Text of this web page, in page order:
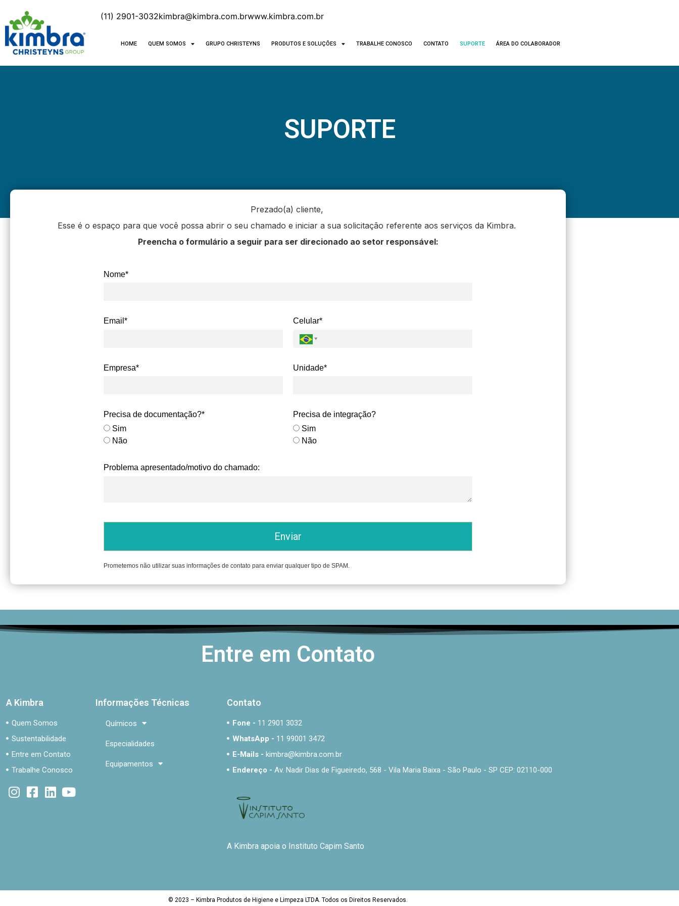
(11) 2901-3032kimbra@kimbra.com.brwww.kimbra.com.br
HOME QUEM SOMOS GRUPO CHRISTEYNS PRODUTOS E SOLUÇÕES TRABALHE CONOSCO CONTATO SUPORTE ÁREA DO COLABORADOR
SUPORTE
Prezado(a) cliente,
Esse é o espaço para que você possa abrir o seu chamado e iniciar a sua solicitação referente aos serviços da Kimbra.
Preencha o formulário a seguir para ser direcionado ao setor responsável:
Nome*
Email* Celular*
Empresa* Unidade*
Precisa de documentação?*
Sim
Não
Precisa de integração?
Sim
Não
Problema apresentado/motivo do chamado:
Enviar
Prometemos não utilizar suas informações de contato para enviar qualquer tipo de SPAM.
Entre em Contato
A Kimbra
Quem Somos
Sustentabilidade
Entre em Contato
Trabalhe Conosco
Informações Técnicas
Químicos
Especialidades
Equipamentos
Contato
Fone - 11 2901 3032
WhatsApp - 11 99001 3472
E-Mails -kimbra@kimbra.com.br
Endereço -Av. Nadir Dias de Figueiredo, 568 - Vila Maria Baixa - São Paulo - SP CEP: 02110-000
A Kimbra apoia o Instituto Capim Santo
© 2023 – Kimbra Produtos de Higiene e Limpeza LTDA. Todos os Direitos Reservados.